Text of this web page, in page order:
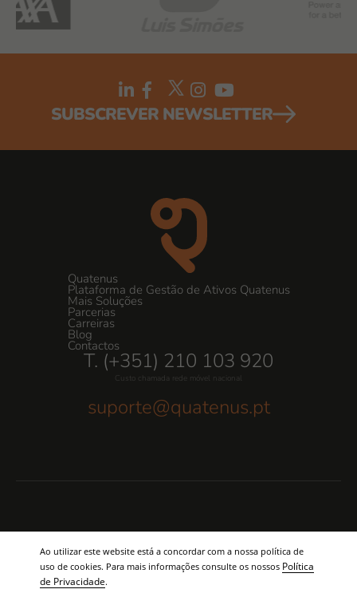
Ao utilizar este website está a concordar com a nossa política de
uso de cookies. Para mais informações consulte os nossos Política
de Privacidade.
SUBSCREVER NEWSLETTER
Quatenus
Plataforma de Gestão de Ativos Quatenus
Mais Soluções
Parcerias
Carreiras
Blog
Contactos
T. (+351) 210 103 920
Custo chamada rede móvel nacional
suporte@quatenus.pt
© 2026 Quatenus
GlossárioFAQ’sPolítica de PrivacidadeInformação Legal
Política de Comunicação SocialLivro de Reclamações